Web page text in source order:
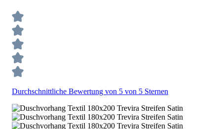
Durchschnittliche Bewertung von 5 von 5 Sternen